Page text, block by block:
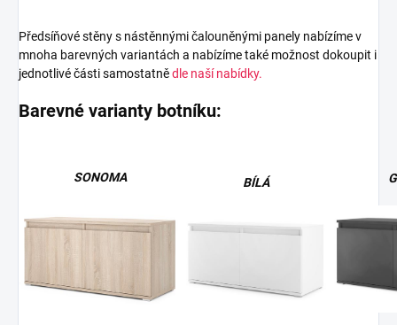
Předsíňové stěny s nástěnnými čalouněnými panely nabízíme v
mnoha barevných variantách a nabízíme také možnost dokoupit i
jednotlivé části samostatnědle naší nabídky.
Barevné varianty botníku:
SONOMA BÍLÁ